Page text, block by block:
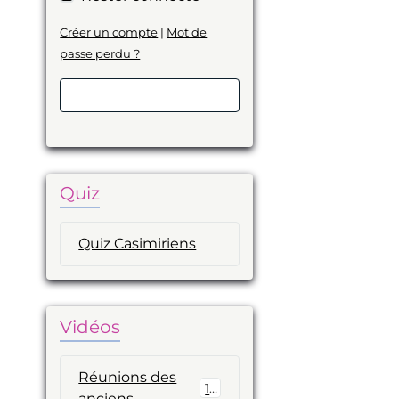
Créer un compte | Mot de
passe perdu ?
Quiz
Quiz Casimiriens
Vidéos
Réunions des
19